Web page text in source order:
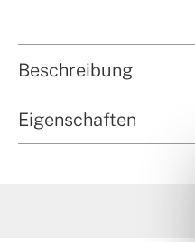
Beschreibung
Eigenschaften